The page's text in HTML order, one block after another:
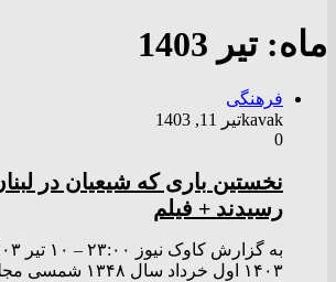
ماه:تیر 1403
فرهنگی
kavakتیر 11, 1403
0
نخستین باری که شیعیان در
رسیدند + فیلم
۱۴۰۳ اول خرداد سال ۱۳۴۸ شمسی مجلس…